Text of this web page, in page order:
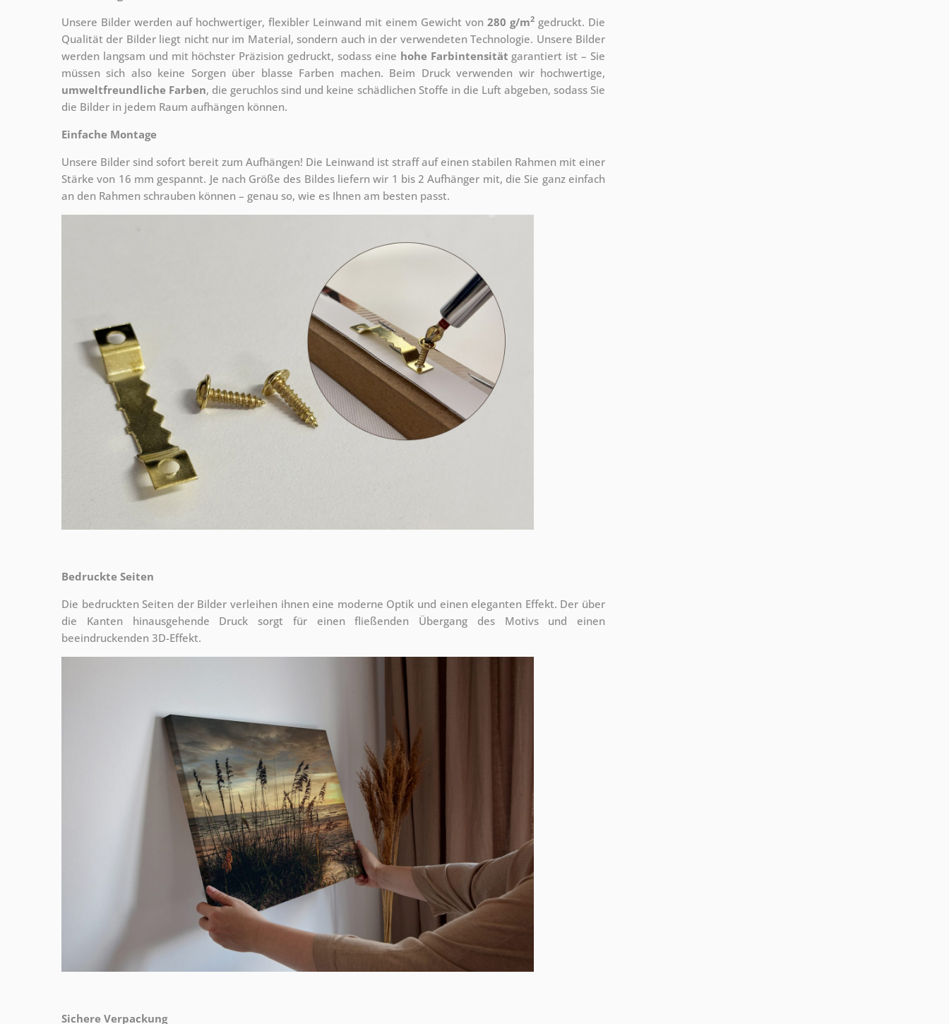
Unsere Bilder werden auf hochwertiger, flexibler Leinwand mit einem Gewicht von 280 g/m2 gedruckt. Die
Qualität der Bilder liegt nicht nur im Material, sondern auch in der verwendeten Technologie. Unsere Bilder
werden langsam und mit höchster Präzision gedruckt, sodass eine hohe Farbintensität garantiert ist – Sie
müssen sich also keine Sorgen über blasse Farben machen. Beim Druck verwenden wir hochwertige,
umweltfreundliche Farben, die geruchlos sind und keine schädlichen Stoffe in die Luft abgeben, sodass Sie
die Bilder in jedem Raum aufhängen können.
Einfache Montage
Unsere Bilder sind sofort bereit zum Aufhängen! Die Leinwand ist straff auf einen stabilen Rahmen mit einer
Stärke von 16 mm gespannt. Je nach Größe des Bildes liefern wir 1 bis 2 Aufhänger mit, die Sie ganz einfach
an den Rahmen schrauben können – genau so, wie es Ihnen am besten passt.
Bedruckte Seiten
Die bedruckten Seiten der Bilder verleihen ihnen eine moderne Optik und einen eleganten Effekt. Der über
die Kanten hinausgehende Druck sorgt für einen fließenden Übergang des Motivs und einen
beeindruckenden 3D-Effekt.
Sichere Verpackung